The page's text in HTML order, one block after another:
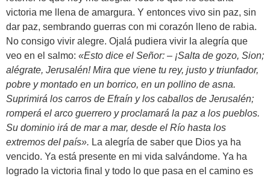
victoria me llena de amargura. Y entonces vivo sin paz, sin
dar paz, sembrando guerras con mi corazón lleno de rabia.
No consigo vivir alegre. Ojalá pudiera vivir la alegría que
veo en el salmo: «Esto dice el Señor: – ¡Salta de gozo, Sion;
alégrate, Jerusalén! Mira que viene tu rey, justo y triunfador,
pobre y montado en un borrico, en un pollino de asna.
Suprimirá los carros de Efraín y los caballos de Jerusalén;
romperá el arco guerrero y proclamará la paz a los pueblos.
Su dominio irá de mar a mar, desde el Río hasta los
extremos del país». La alegría de saber que Dios ya ha
vencido. Ya está presente en mi vida salvándome. Ya ha
logrado la victoria final y todo lo que pasa en el camino es